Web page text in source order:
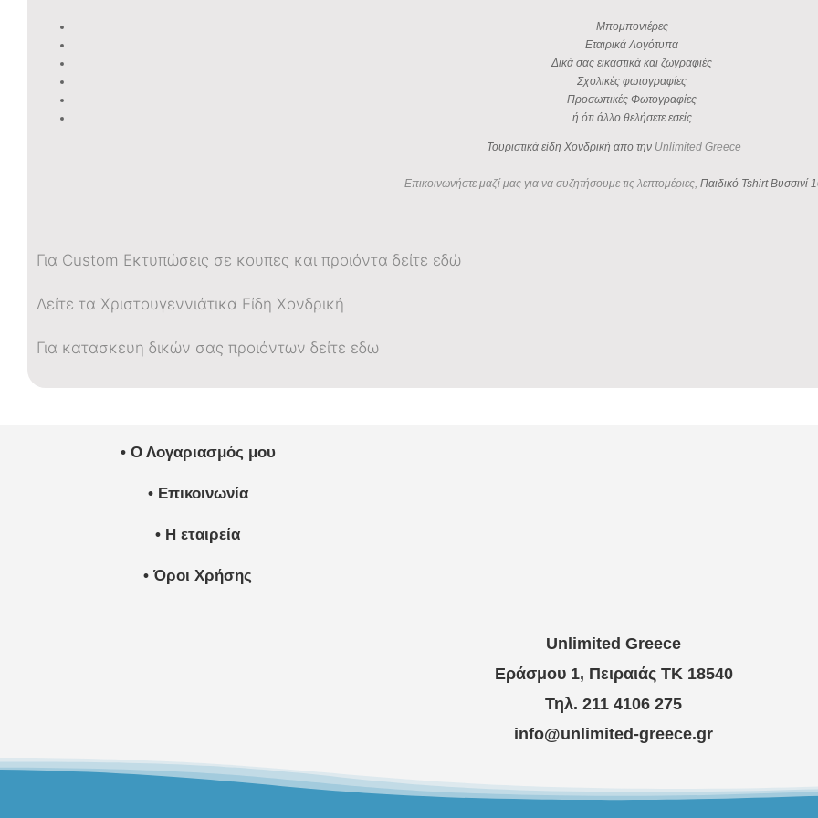
Μπομπονιέρες
Εταιρικά Λογότυπα
Δικά σας εικαστικά και ζωγραφιές
Σχολικές φωτογραφίες
Προσωπικές Φωτογραφίες
ή ότι άλλο θελήσετε εσείς
Τουριστικά είδη Χονδρική απο την Unlimited Greece
Επικοινωνήστε μαζί μας για να συζητήσουμε τις λεπτομέριες, Παιδικό Tshirt Βυσσινί
Για Custom Εκτυπώσεις σε κουπες και προιόντα δείτε εδώ
Δείτε τα Χριστουγεννιάτικα Είδη Χονδρική
Για κατασκευη δικών σας προιόντων δείτε εδω
• Ο Λογαριασμός μου
• Επικοινωνία
• Η εταιρεία
• Όροι Χρήσης
Unlimited Greece
Εράσμου 1, Πειραιάς ΤΚ 18540
Τηλ. 211 4106 275
info@unlimited-greece.gr